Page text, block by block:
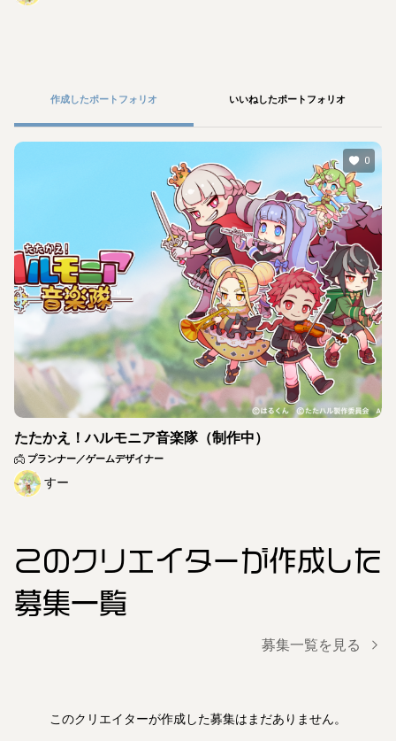
作成したポートフォリオ いいねしたポートフォリオ
0
たたかえ！ハルモニア音楽隊（制作中）
プランナー／ゲームデザイナー
すー
このクリエイターが作成した
募集一覧
募集一覧を見る
このクリエイターが作成した募集はまだありません。